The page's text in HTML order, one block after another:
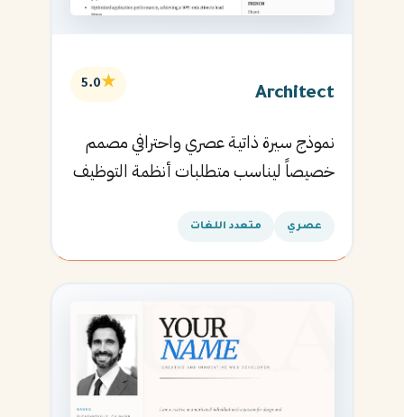
Architect
★
5.0
نموذج سيرة ذاتية عصري واحترافي مصمم
خصيصاً ليناسب متطلبات أنظمة التوظيف
القادمة.
عصري متعدد اللغات